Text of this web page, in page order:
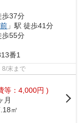
歩37分
」駅 徒歩41分
歩55分
番1
末まで
等：4,000円 )
月
㎡